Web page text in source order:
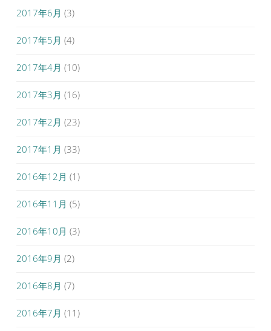
2017年6月 (3)
2017年5月 (4)
2017年4月 (10)
2017年3月 (16)
2017年2月 (23)
2017年1月 (33)
2016年12月 (1)
2016年11月 (5)
2016年10月 (3)
2016年9月 (2)
2016年8月 (7)
2016年7月 (11)